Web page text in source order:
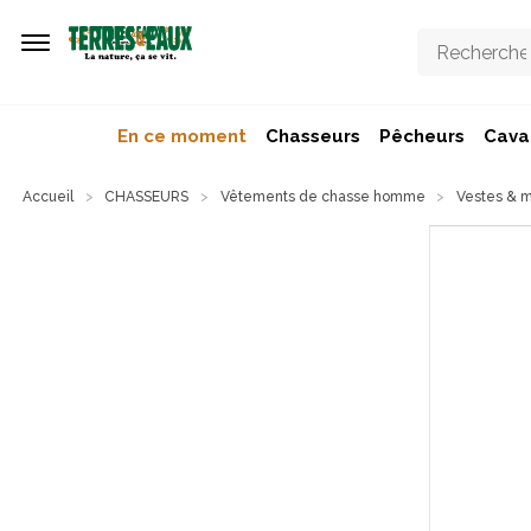
En ce moment Chasseurs Pêcheurs
Accueil CHASSEURS Vêtements de chasse homme Vestes &